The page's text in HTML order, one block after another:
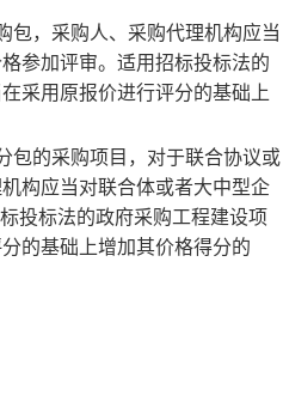
包，采购人、采购代理机构应当
参加评审。适用招标投标法的
采用原报价进行评分的基础上
包的采购项目，对于联合协议或
构应当对联合体或者大中型企
投标法的政府采购工程建设项
的基础上增加其价格得分的